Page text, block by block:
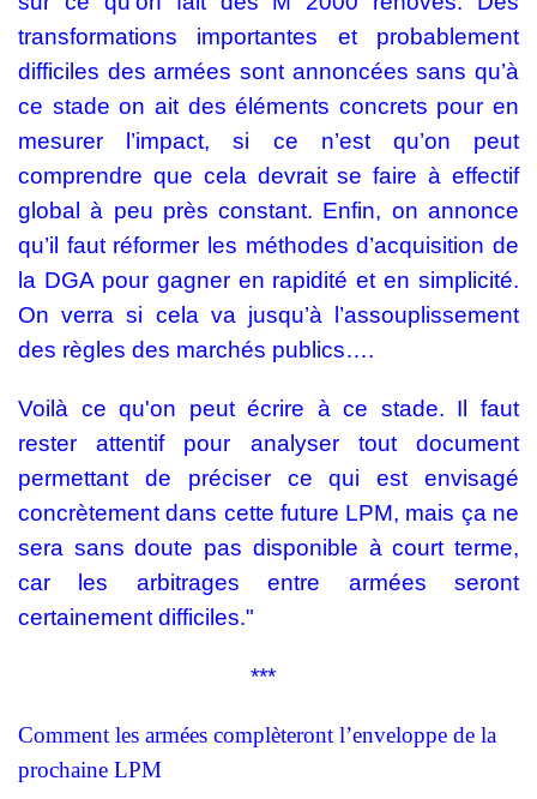
transformations importantes et probablement
difficiles des armées sont annoncées sans qu’à
ce stade on ait des éléments concrets pour en
mesurer l’impact, si ce n’est qu’on peut
comprendre que cela devrait se faire à effectif
global à peu près constant. Enfin, on annonce
qu’il faut réformer les méthodes d’acquisition de
la DGA pour gagner en rapidité et en simplicité.
On verra si cela va jusqu’à l’assouplissement
des règles des marchés publics….
Voilà ce qu'on peut écrire à ce stade. Il faut
rester attentif pour analyser tout document
permettant de préciser ce qui est envisagé
concrètement dans cette future LPM, mais ça ne
sera sans doute pas disponible à court terme,
car les arbitrages entre armées seront
certainement difficiles."
***
Comment les armées complèteront l’enveloppe de la
prochaine LPM